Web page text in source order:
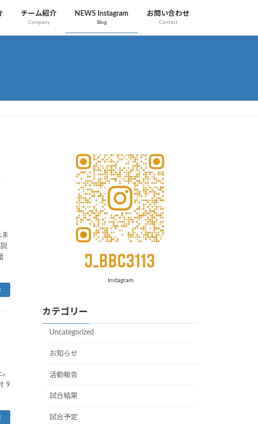
チーム紹介
Company
NEWS Instagram
Blog
お問い合わせ
Contact
9
Instagram
カテゴリー
Uncategorized
お知らせ
活動報告
試合結果
試合予定